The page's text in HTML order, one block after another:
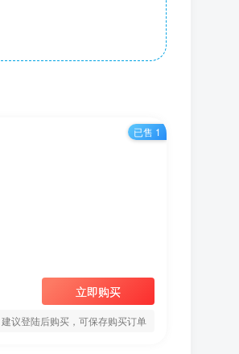
立即购买
议登陆后购买，可保存购买订单
已售 1